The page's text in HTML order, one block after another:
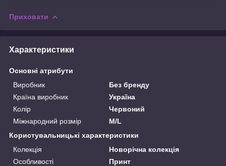
Приховати
Характеристики
Основні атрибути
Виробник
Без бренду
Країна виробник
Україна
Колір
Червоний
Міжнародний розмір
M/L
Користувальницькі характеристики
Колекція
Новорічна колекція
Особливості
Принт